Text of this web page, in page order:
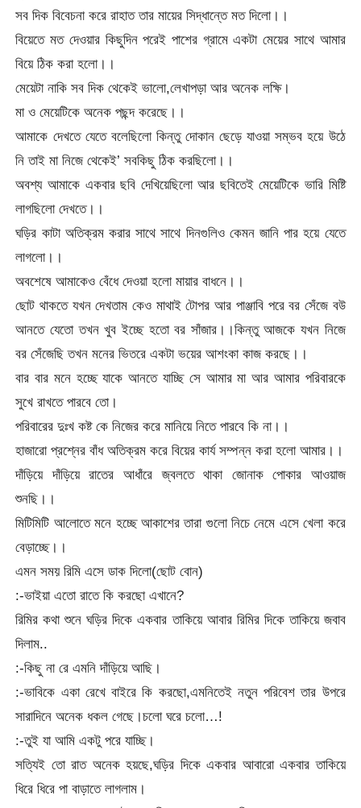
সব দিক বিবেচনা করে রাহাত তার মায়ের সিদ্ধান্তে মত দিলো।।
বিয়েতে মত দেওয়ার কিছুদিন পরেই পাশের গ্রামে একটা মেয়ের সাথে আমার
বিয়ে ঠিক করা হলো।।
মেয়েটা নাকি সব দিক থেকেই ভালো,লেখাপড়া আর অনেক লক্ষি।
মা ও মেয়েটিকে অনেক পছন্দ করেছে।।
আমাকে দেখতে যেতে বলেছিলো কিন্তু দোকান ছেড়ে যাওয়া সম্ভব হয়ে উঠে
নি তাই মা নিজে থেকেই’ সবকিছু ঠিক করছিলো।।
অবশ্য আমাকে একবার ছবি দেখিয়েছিলো আর ছবিতেই মেয়েটিকে ভারি মিষ্টি
লাগছিলো দেখতে।।
ঘড়ির কাটা অতিক্রম করার সাথে সাথে দিনগুলিও কেমন জানি পার হয়ে যেতে
লাগলো।।
অবশেষে আমাকেও বেঁধে দেওয়া হলো মায়ার বাধনে।।
ছোট থাকতে যখন দেখতাম কেও মাথাই টোপর আর পাঞ্জাবি পরে বর সেঁজে বউ
আনতে যেতো তখন খুব ইচ্ছে হতো বর সাঁজার।।কিন্তু আজকে যখন নিজে
বর সেঁজেছি তখন মনের ভিতরে একটা ভয়ের আশংকা কাজ করছে।।
বার বার মনে হচ্ছে যাকে আনতে যাচ্ছি সে আমার মা আর আমার পরিবারকে
সুখে রাখতে পারবে তো।
পরিবারের দুঃখ কষ্ট কে নিজের করে মানিয়ে নিতে পারবে কি না।।
হাজারো প্রশ্নের বাঁধ অতিক্রম করে বিয়ের কার্য সম্পন্ন করা হলো আমার।।
দাঁড়িয়ে দাঁড়িয়ে রাতের আধাঁরে জ্বলতে থাকা জোনাক পোকার আওয়াজ
শুনছি।।
মিটিমিটি আলোতে মনে হচ্ছে আকাশের তারা গুলো নিচে নেমে এসে খেলা করে
বেড়াচ্ছে।।
এমন সময় রিমি এসে ডাক দিলো(ছোট বোন)
:-ভাইয়া এতো রাতে কি করছো এখানে?
রিমির কথা শুনে ঘড়ির দিকে একবার তাকিয়ে আবার রিমির দিকে তাকিয়ে জবাব
দিলাম..
:-কিছু না রে এমনি দাঁড়িয়ে আছি।
:-ভাবিকে একা রেখে বাইরে কি করছো,এমনিতেই নতুন পরিবেশ তার উপরে
সারাদিনে অনেক ধকল গেছে।চলো ঘরে চলো…!
:-তুই যা আমি একটু পরে যাচ্ছি।
সত্যিই তো রাত অনেক হয়ছে,ঘড়ির দিকে একবার আবারো একবার তাকিয়ে
ধিরে ধিরে পা বাড়াতে লাগলাম।